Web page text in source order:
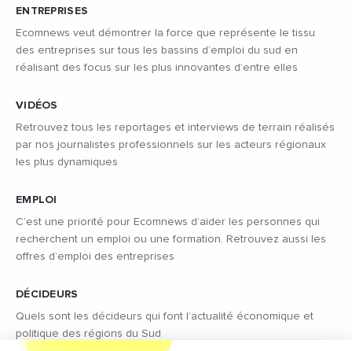
ENTREPRISES
Ecomnews veut démontrer la force que représente le tissu
des entreprises sur tous les bassins d’emploi du sud en
réalisant des focus sur les plus innovantes d’entre elles
VIDÉOS
Retrouvez tous les reportages et interviews de terrain réalisés
par nos journalistes professionnels sur les acteurs régionaux
les plus dynamiques
EMPLOI
C’est une priorité pour Ecomnews d’aider les personnes qui
recherchent un emploi ou une formation. Retrouvez aussi les
offres d’emploi des entreprises
DÉCIDEURS
Quels sont les décideurs qui font l’actualité économique et
politique des régions du Sud